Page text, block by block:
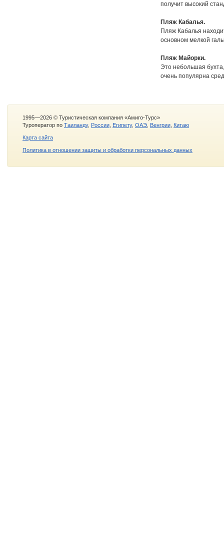
получит высокий
Пляж Кабалья.
Пляж Кабалья
основном мелкой
Пляж Майорки.
Это небольшая
очень популярна
1995—2026 © Туристическая компания «Амиго-Турс»
Туроператор по Таиланду, России Египету, ОАЭ Венгрии Китаю
Карта сайта
Политика в отношении защиты и обработки персональных данных